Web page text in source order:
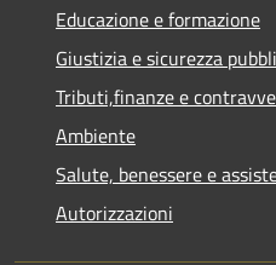
Educazione e formazione
Giustizia e sicurezza
Tributi,finanze e
Ambiente
Salute, benessere e
Autorizzazioni